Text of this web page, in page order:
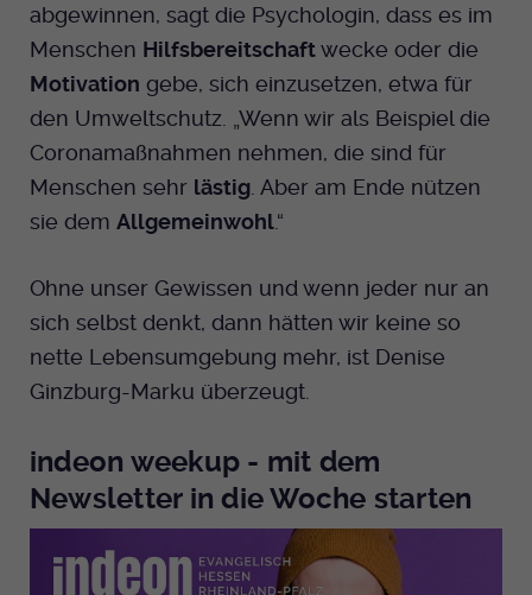
abgewinnen, sagt die Psychologin, dass es im
Menschen Hilfsbereitschaftwecke oder die
Motivation gebe, sich einzusetzen, etwa für
den Umweltschutz. „Wenn wir als Beispiel die
Coronamaßnahmen nehmen, die sind für
Menschen sehr lästig . Aber am Ende nützen
sie dem Allgemeinwohl.“
Ohne unser Gewissen und wenn jeder nur an
sich selbst denkt, dann hätten wir keine so
nette Lebensumgebung mehr, ist Denise
Ginzburg-Marku überzeugt.
indeon weekup - mit dem
Newsletter in die Woche starten